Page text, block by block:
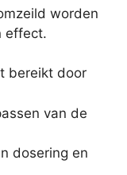
worden
effect.
bereikt door
van de
dosering en